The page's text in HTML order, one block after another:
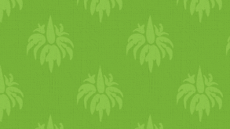
citromlé 1-2
(vagy más
és friss